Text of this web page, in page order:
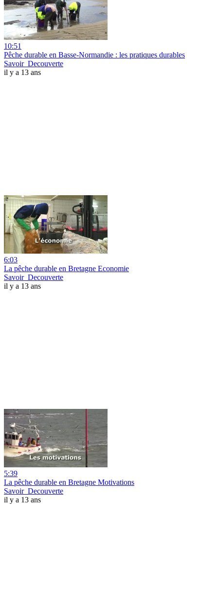
10:51
Pêche durable en Basse-Normandie : les pratiques durables
Savoir_Decouverte
il y a 13 ans
6:03
La pêche durable en Bretagne Economie
Savoir_Decouverte
il y a 13 ans
5:39
La pêche durable en Bretagne Motivations
Savoir_Decouverte
il y a 13 ans